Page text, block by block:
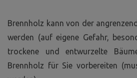
Brennholz kann von der
werden (auf eigene Gefahr,
trockene und entwurzelte
Brennholz für Sie vorbereiten